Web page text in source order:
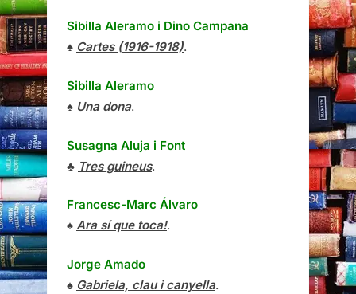
Sibilla Aleramo i Dino Campana
♠ Cartes (1916-1918).
Sibilla Aleramo
♠ Una dona.
Susagna Aluja i Font
♣ Tres guineus.
Francesc-Marc Álvaro
♠ Ara sí que toca!.
Jorge Amado
♠ Gabriela, clau i canyella.